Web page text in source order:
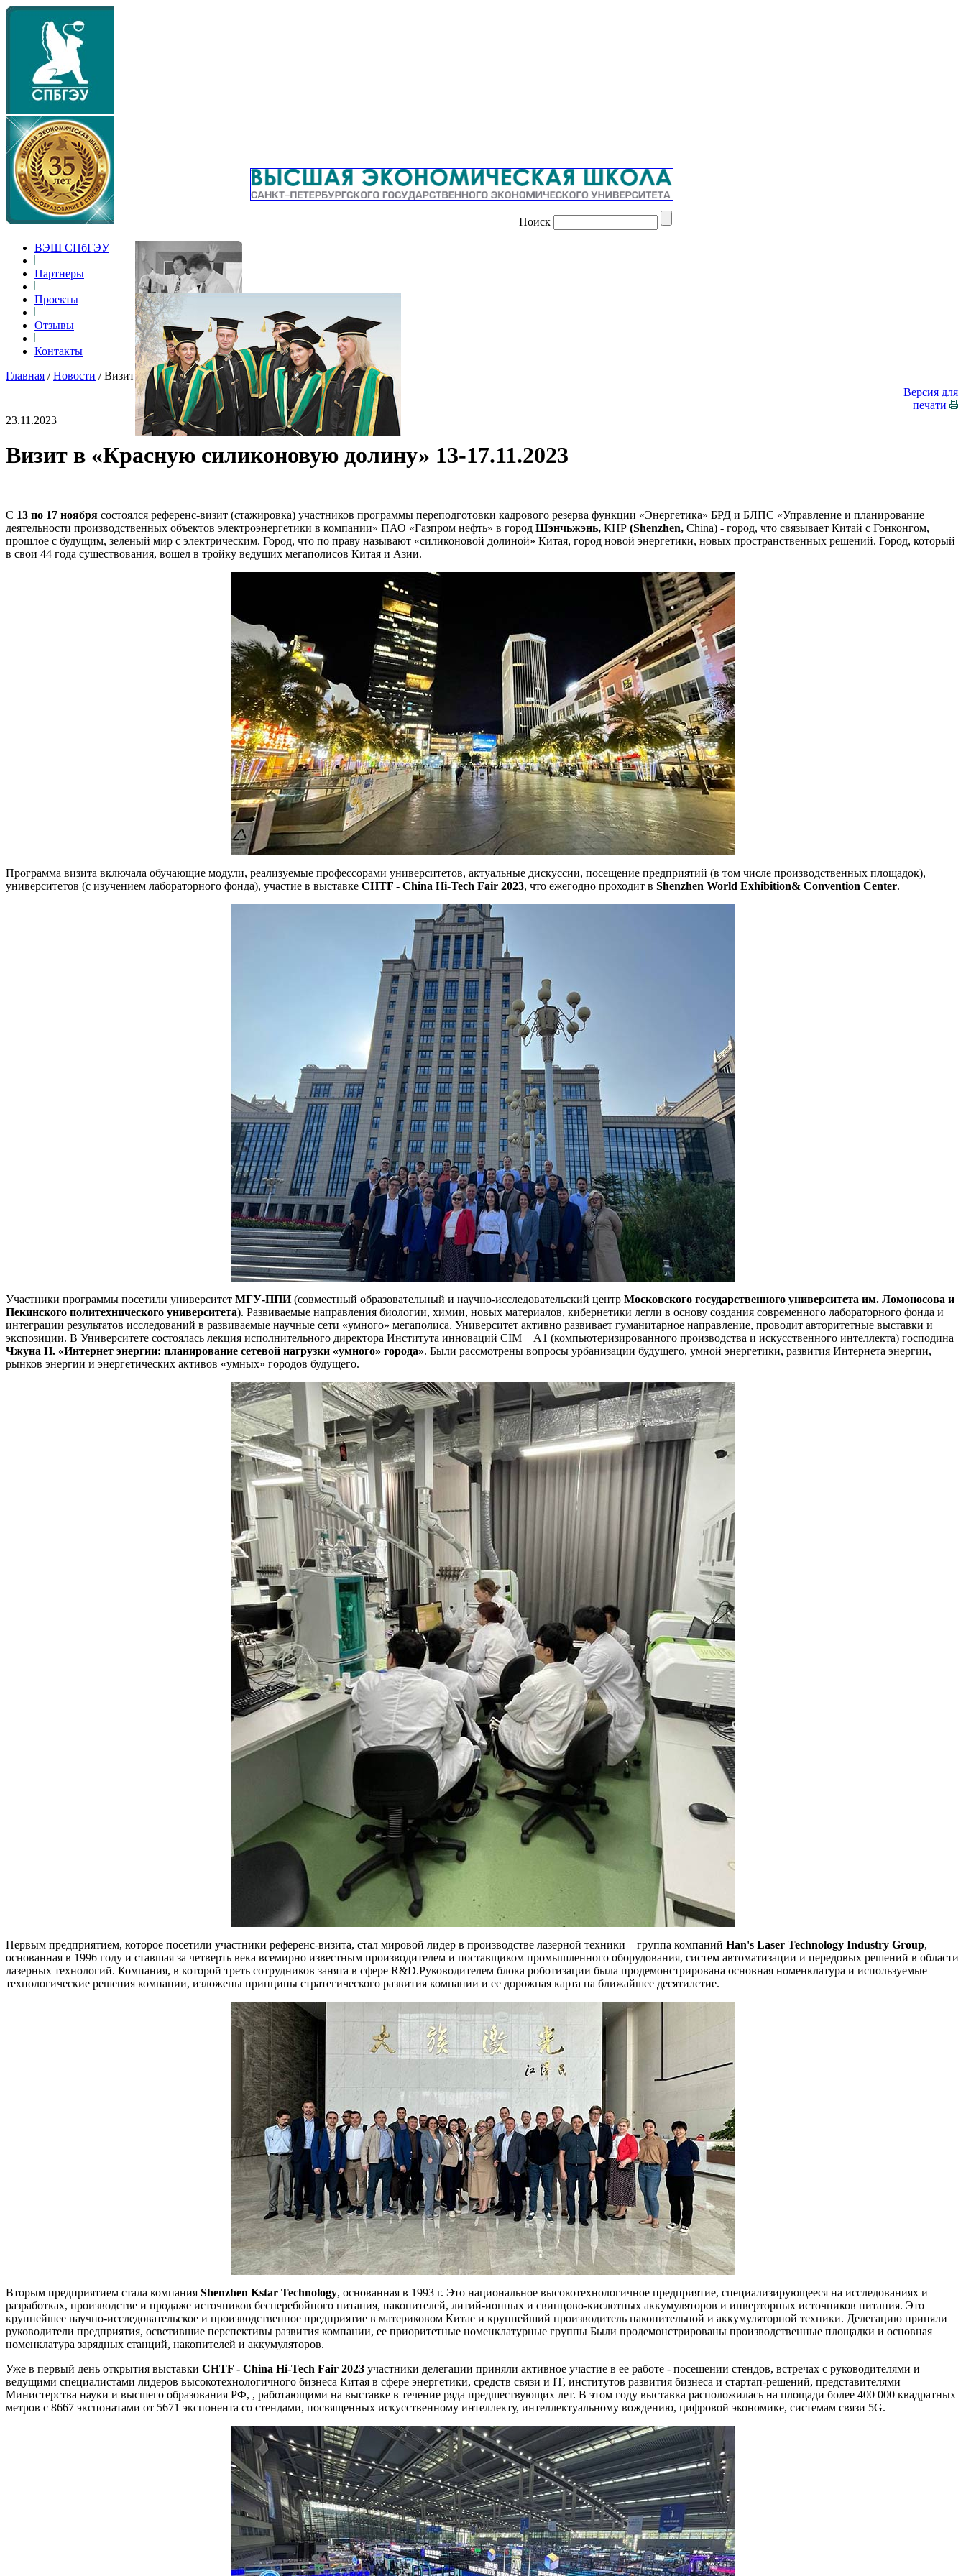
Поиск
ВЭШ СПбГЭУ
Партнеры
Проекты
Отзывы
Контакты
Главная /Новости /Визит в «Красную силиконовую долину» 13-17.11.2023
Версия для
печати
23.11.2023
Визит в «Красную силиконовую долину» 13-17.11.2023
С 13 по 17 ноября состоялся референс-визит (стажировка) участников программы переподготовки кадрового резерва функции «Энергетика» БРД и БЛПС «Управление и планирование
деятельности производственных объектов электроэнергетики в компании» ПАО «Газпром нефть» в город Шэнчьжэнь, КНР (Shenzhen, China) - город, что связывает Китай с Гонконгом,
прошлое с будущим, зеленый мир с электрическим. Город, что по праву называют «силиконовой долиной» Китая, город новой энергетики, новых пространственных решений. Город, который
в свои 44 года существования, вошел в тройку ведущих мегаполисов Китая и Азии.
Программа визита включала обучающие модули, реализуемые профессорами университетов, актуальные дискуссии, посещение предприятий (в том числе производственных площадок),
университетов (с изучением лабораторного фонда), участие в выставке CHTF - Сhina Hi-Tech Fair 2023, что ежегодно проходит в Shenzhen World Exhibition& Convention Center.
Участники программы посетили университет МГУ-ППИ(совместный образовательный и научно-исследовательский центр Московского государственного университета им. Ломоносова и
Пекинского политехнического университета). Развиваемые направления биологии, химии, новых материалов, кибернетики легли в основу создания современного лабораторного фонда и
интеграции результатов исследований в развиваемые научные сети «умного» мегаполиса. Университет активно развивает гуманитарное направление, проводит авторитетные выставки и
экспозиции. В Университете состоялась лекция исполнительного директора Института инноваций CIM + A1 (компьютеризированного производства и искусственного интеллекта) господина
Чжуна Н. «Интернет энергии: планирование сетевой нагрузки «умного» города». Были рассмотрены вопросы урбанизации будущего, умной энергетики, развития Интернета энергии,
рынков энергии и энергетических активов «умных» городов будущего.
Первым предприятием, которое посетили участники референс-визита, стал мировой лидер в производстве лазерной техники – группа компаний Han's Laser Technology Industry Group,
основанная в 1996 году и ставшая за четверть века всемирно известным производителем и поставщиком промышленного оборудования, систем автоматизации и передовых решений в области
лазерных технологий. Компания, в которой треть сотрудников занята в сфере R&D.Руководителем блока роботизации была продемонстрирована основная номенклатура и используемые
технологические решения компании, изложены принципы стратегического развития компании и ее дорожная карта на ближайшее десятилетие.
Вторым предприятием стала компания Shenzhen Kstar Technology, основанная в 1993 г. Это национальное высокотехнологичное предприятие, специализирующееся на исследованиях и
разработках, производстве и продаже источников бесперебойного питания, накопителей, литий-ионных и свинцово-кислотных аккумуляторов и инверторных источников питания. Это
крупнейшее научно-исследовательское и производственное предприятие в материковом Китае и крупнейший производитель накопительной и аккумуляторной техники. Делегацию приняли
руководители предприятия, осветившие перспективы развития компании, ее приоритетные номенклатурные группы Были продемонстрированы производственные площадки и основная
номенклатура зарядных станций, накопителей и аккумуляторов.
Уже в первый день открытия выставки CHTF - Сhina Hi-Tech Fair 2023 участники делегации приняли активное участие в ее работе - посещении стендов, встречах с руководителями и
ведущими специалистами лидеров высокотехнологичного бизнеса Китая в сфере энергетики, средств связи и IT, институтов развития бизнеса и стартап-решений, представителями
Министерства науки и высшего образования РФ, , работающими на выставке в течение ряда предшествующих лет. В этом году выставка расположилась на площади более 400 000 квадратных
метров с 8667 экспонатами от 5671 экспонента со стендами, посвященных искусственному интеллекту, интеллектуальному вождению, цифровой экономике, системам связи 5G.